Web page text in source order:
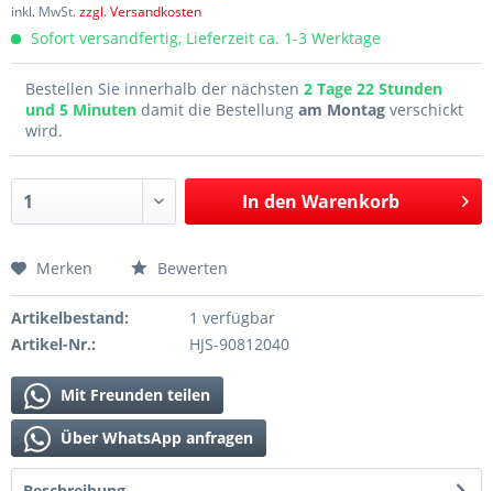
inkl. MwSt.zzgl. Versandkosten
Sofort versandfertig, Lieferzeit ca. 1-3 Werktage
Bestellen Sie innerhalb der nächsten 2 Tage 22 Stunden
und 5 Minuten damit die Bestellung am Montag verschickt
wird.
In den Warenkorb
Merken Bewerten
Artikelbestand:
1 verfügbar
Artikel-Nr.:
HJS-90812040
Mit Freunden teilen
Über WhatsApp anfragen